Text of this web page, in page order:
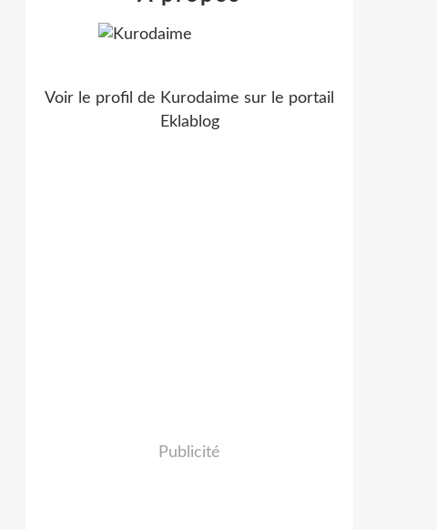
Voir le profil de Kurodaime sur le portail
Eklablog
Publicité